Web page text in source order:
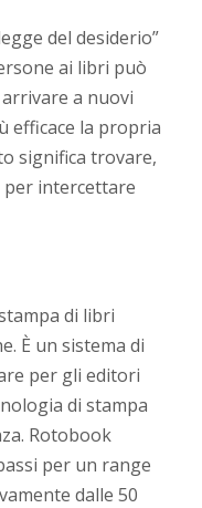
del desiderio”
ai libri può
a nuovi
efficace la propria
significa trovare,
per intercettare
di libri
È un sistema di
per gli editori
di stampa
Rotobook
per un range
dalle 50